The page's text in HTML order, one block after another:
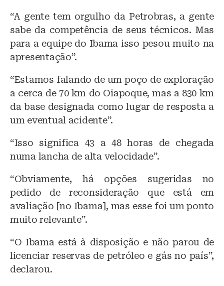
“A gente tem orgulho da Petrobras, a gente
sabe da competência de seus técnicos. Mas
para a equipe do Ibama isso pesou muito na
apresentação”.
“Estamos falando de um poço de exploração
a cerca de 70 km do Oiapoque, mas a 830 km
da base designada como lugar de resposta a
um eventual acidente”.
“Isso significa 43 a 48 horas de chegada
numa lancha de alta velocidade”.
“Obviamente, há opções sugeridas no
pedido de reconsideração que está em
avaliação [no Ibama], mas esse foi um ponto
muito relevante”.
“O Ibama está à disposição e não parou de
licenciar reservas de petróleo e gás no país”,
declarou.